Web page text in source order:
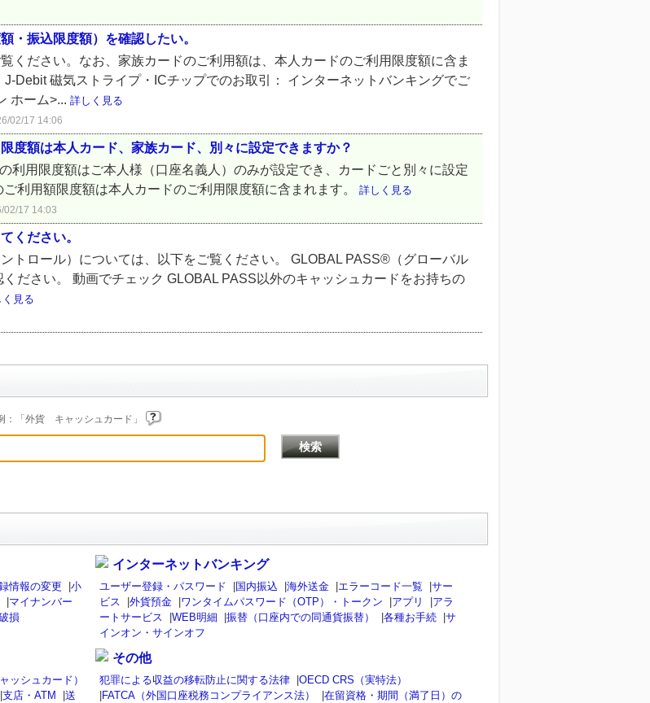
・振込限度額）を確認したい。
ください。なお、家族カードのご利用額は、本人カードのご利用限度額に含ま
Debit 磁気ストライプ・ICチップでのお取引： インターネットバンキングでご
ホーム>... 詳しく見る
02/17 14:06
度額は本人カード、家族カード、別々に設定できますか？
利用限度額はご本人様（口座名義人）のみが設定でき、カードごと別々に設定
利用額限度額は本人カードのご利用限度額に含まれます。 詳しく見る
02/17 14:03
ください。
トロール）については、以下をご覧ください。 GLOBAL PASS®（グローバル
ださい。 動画でチェック GLOBAL PASS以外のキャッシュカードをお持ちの
見る
：「外貨 キャッシュカード」
情報の変更
小
マイナンバー
損
インターネットバンキング
ユーザー登録・パスワード 国内振込 海外送金 エラーコード一覧
サー
ビス
外貨預金 ワンタイムパスワード（OTP）・トークン アプリ
アラ
ートサービス
WEB明細 振替（口座内での同通貨振替） 各種お手続
サ
インオン・サインオフ
ッシュカード）
支店・ATM
送
その他
犯罪による収益の移転防止に関する法律
OECD CRS（実特法）
FATCA（外国口座税務コンプライアンス法）
在留資格・期間（満了日）の